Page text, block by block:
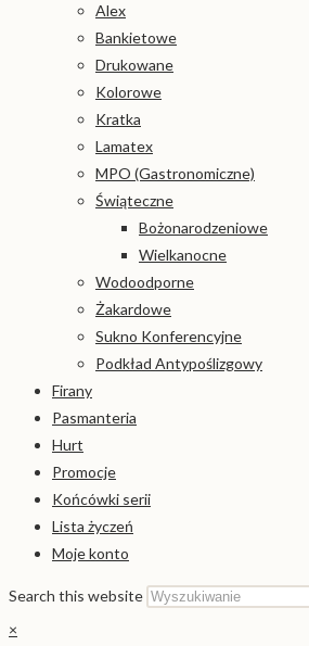
Alex
Bankietowe
Drukowane
Kolorowe
Kratka
Lamatex
MPO (Gastronomiczne)
Świąteczne
Bożonarodzeniowe
Wielkanocne
Wodoodporne
Żakardowe
Sukno Konferencyjne
Podkład Antypoślizgowy
Firany
Pasmanteria
Hurt
Promocje
Końcówki serii
Lista życzeń
Moje konto
Search this website
×